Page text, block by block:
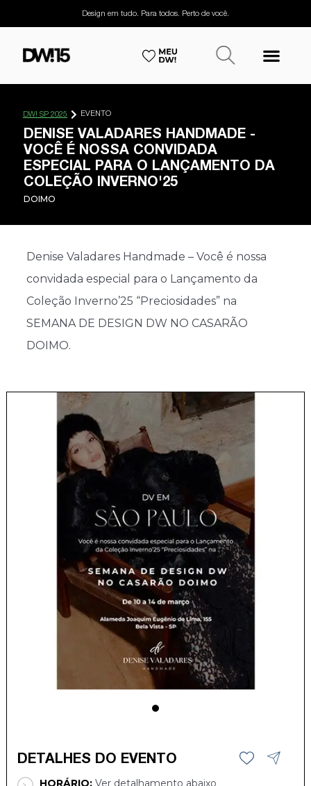
Design em tudo. Para todos. Perto de você.
DW! SP 2025 EVENTO
DENISE VALADARES HANDMADE -
VOCÊ É NOSSA CONVIDADA
ESPECIAL PARA O LANÇAMENTO DA
COLEÇÃO INVERNO'25
DOIMO
Denise Valadares Handmade – Você é nossa
convidada especial para o Lançamento da
Coleção Inverno’25 “Preciosidades” na
SEMANA DE DESIGN DW NO CASARÃO
DOIMO.
DETALHES DO EVENTO
HORÁRIO:Ver detalhamento abaixo